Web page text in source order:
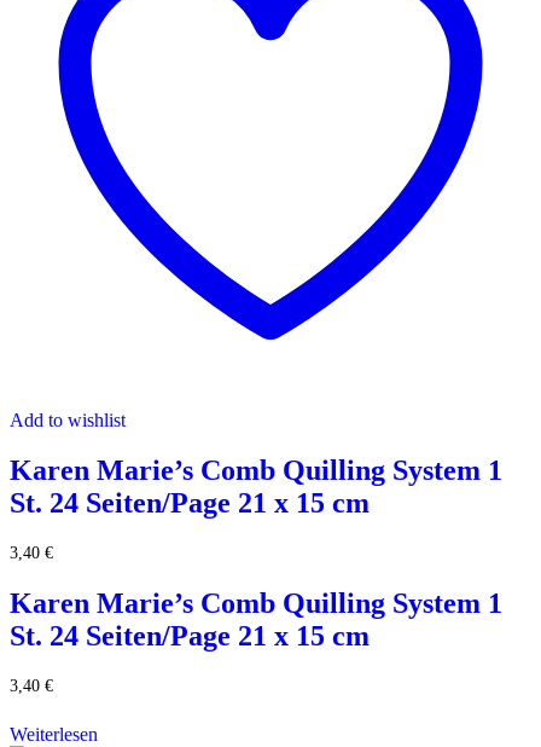
Add to wishlist
Karen Marie’s Comb Quilling System 1
St. 24 Seiten/Page 21 x 15 cm
3,40 €
Karen Marie’s Comb Quilling System 1
St. 24 Seiten/Page 21 x 15 cm
3,40 €
Weiterlesen